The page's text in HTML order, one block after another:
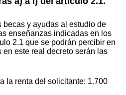
y ayudas al estudio de
enseñanzas indicadas en los
2.1 que se podrán percibir en
en este real decreto serán las
renta del solicitante: 1.700